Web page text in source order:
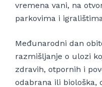
vremena vani, na
parkovima i
Međunarodni dan
razmišljanje o ulozi
zdravih, otpornih i
odabrana ili biološka,